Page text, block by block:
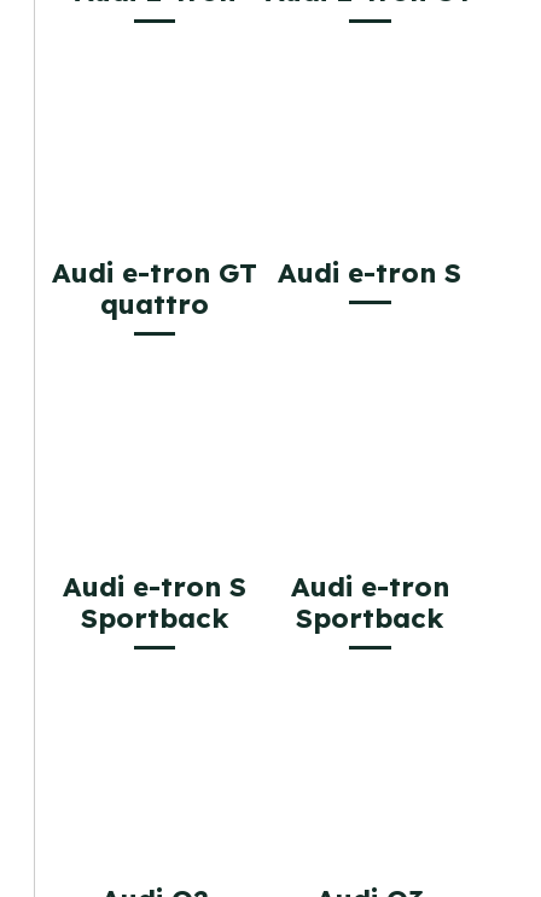
Audi e-tron GT
quattro
Audi e-tron S
Audi e-tron S
Sportback
Audi e-tron
Sportback